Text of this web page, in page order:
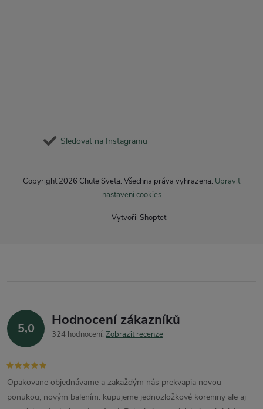
Sledovat na Instagramu
Vytvořil Shoptet
Copyright 2026 Chute Sveta. Všechna práva vyhrazena. Upravit
nastavení cookies
5,0 Hodnocení zákazníků
324 hodnocení Zobrazit recenze
Opakovane objednávame a zakaždým nás prekvapia novou
ponukou, novým balením. kupujeme jednozložkové koreniny ale aj